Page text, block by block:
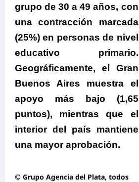
grupo de 30 a 49 años, con
una contracción marcada
(25%) en personas de nivel
educativo primario.
Geográficamente, el Gran
Buenos Aires muestra el
apoyo más bajo (1,65
puntos), mientras que el
interior del país mantiene
una mayor aprobación.
© Grupo Agencia del Plata, todos